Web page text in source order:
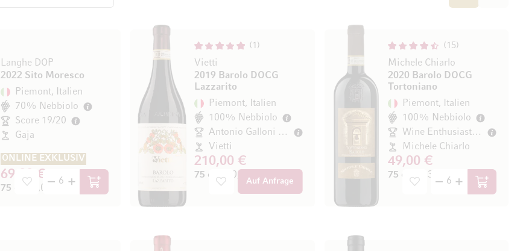
Langhe DOP
2022 Sito Moresco
Piemont, Italien
70% Nebbiolo
Score 19/20
Gaja
ONLINE EXKLUSIV
69,00 €
75 cl (92,00 € / l) In den Warenkorb
1
Vietti
2019 Barolo DOCG
Lazzarito
Piemont, Italien
100% Nebbiolo
Antonio Galloni 97/100
Vietti
210,00 €
75 cl (280,00 € / l)
Auf Anfrage
15
Michele Chiarlo
2020 Barolo DOCG
Tortoniano
Piemont, Italien
100% Nebbiolo
Wine Enthusiast 92/100
Michele Chiarlo
49,00 €
75 cl (65,33 € / l)
In den